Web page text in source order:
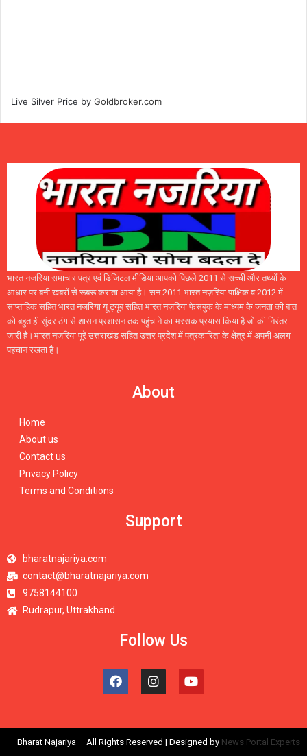
Live Silver Price by Goldbroker.com
भारत नजरिया समाचार पत्र एवं डिजिटल मीडिया आपको पिछले 2011 से सच्ची और तथ्यों के
आधार पर बनी खबरों से रूबरू कराता आया है। सन 2011 भारत नज़रिया पाक्षिक व 2012 में
साप्ताहिक सहित भारत नजरिया यू ट्यूब सहित भारत नज़रिया फेसबुक के माध्यम के जनता की बात
को बहुत ही सुंदर ठंग से शासन प्रशासन तक पहुंचाने का भरसक प्रयास किया है जो की निरंतर
जारी है।भारत नजरिया पूरे उत्तराखंड सहित उत्तर प्रदेश में पत्रकारिता के क्षेत्र में अपनी अलग
पहचान रखता है।
About
Home
About us
Contact us
Privacy Policy
Terms and Conditions
Support
bharatnajariya.com
contact@bharatnajariya.com
9758144100
Rudrapur, Uttrakhand
Follow Us
Bharat Najariya – All Rights Reserved | Designed by News Portal Experts